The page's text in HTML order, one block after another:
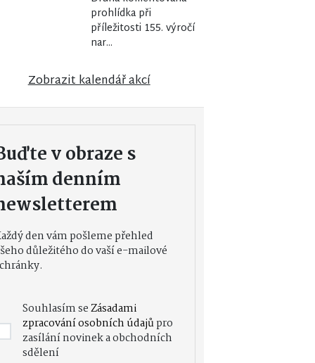
prohlídka při
příležitosti 155. výročí
nar...
Zobrazit kalendář akcí
v obraze s
denním
den vám pošleme přehled
důležitého do vaší e-mailové
Souhlasím seZásadami
zpracování osobních údajůpro
zasílání novinek a obchodních
sdělení